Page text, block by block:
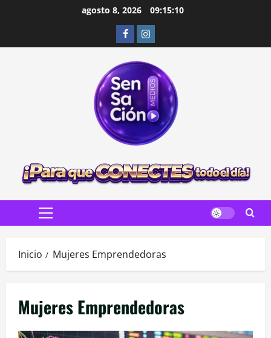
agosto 8, 2026 09:15:11
FacebookInstagram
Menú
Inicio Mujeres Emprendedoras
Mujeres Emprendedoras